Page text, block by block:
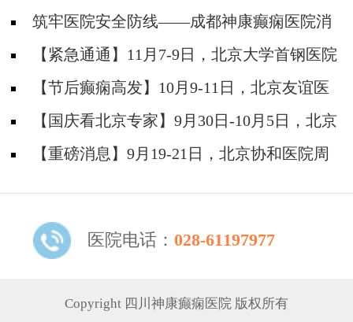
筑牢医院安全防线——成都神康癫痫医院消
防安全培训纪实
【紧急通通】11月7-9日，北京大学首钢医院
神经内科胡颖教授亲临成都会诊，破解癫痫疑难
【节后癫痫高发】10月9-11日，北京友谊医
院陈葵博士免费会诊+治疗援助，破解癫痫难
题！
【国庆看北京专家】9月30日-10月5日，北京
天坛&首钢医院两大专家蓉城亲诊+癫痫大额救
【重磅消息】9月19-21日，北京协和医院周
线！
医院电话： 028-61197977
Copyright 四川神康癫痫医院 版权所有